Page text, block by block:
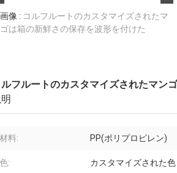
像 : コルフルートのカスタマイズされたマ
は箱の新鮮さの保存を波形を付けた
ルフルートのカスタマイズされたマン
材料: PP(ポリプロピレン)
色: カスタマイズされた色